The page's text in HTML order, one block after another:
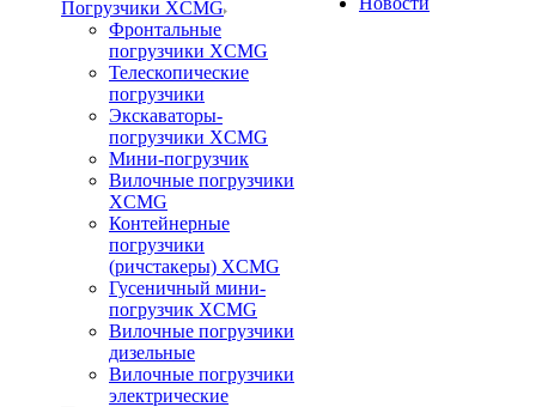
Погрузчики XCMG
Фронтальные
погрузчики XCMG
Телескопические
погрузчики
Экскаваторы-
погрузчики XCMG
Мини-погрузчик
Вилочные погрузчики
XCMG
Контейнерные
погрузчики
(ричстакеры) XCMG
Гусеничный мини-
погрузчик XCMG
Вилочные погрузчики
дизельные
Вилочные погрузчики
электрические